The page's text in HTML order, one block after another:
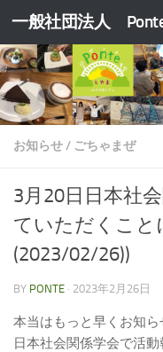
コンテンツへスキッ
一般社団法人
お知らせ/ ごちゃまぜ
3月20日日本社
ていただくこと
(2023/02/26))
BY PONTE · 2023年2月26日
本当はもっと早くお知
日本社会関係学会で活